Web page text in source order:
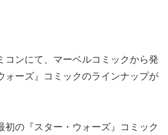
ンにて、マーベルコミックから発
ォーズ』コミックのラインナップが
の『スター・ウォーズ』コミック